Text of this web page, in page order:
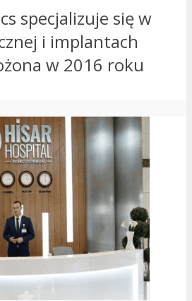
specjalizuje się w
i implantach
w 2016 roku